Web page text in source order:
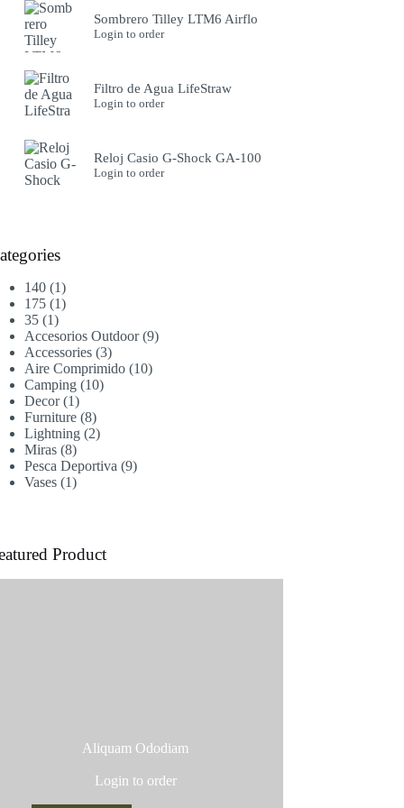
Sombrero Tilley LTM6 Airflo
Login to order
Filtro de Agua LifeStraw
Login to order
Reloj Casio G-Shock GA-100
Login to order
140 11
producto
175 11
35 11
producto
Accesorios Outdoor 99
Accessories 33
productos
Aire Comprimido 1010
Camping 1010
Decor 11
producto
Furniture 88
productos
Lightning 22
Miras 88
productos
Pesca Deportiva 99
Vases 11
Product
Aliquam Ododiam
Login to order